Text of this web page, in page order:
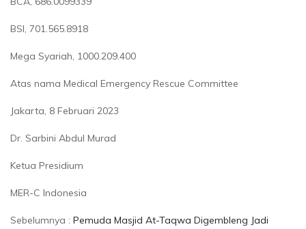
BSI, 701.565.8918
Mega Syariah, 1000.209.400
Atas nama Medical Emergency Rescue Committee
Jakarta, 8 Februari 2023
Dr. Sarbini Abdul Murad
Ketua Presidium
MER-C Indonesia
Sebelumnya : Pemuda Masjid At-Taqwa Digembleng Jadi